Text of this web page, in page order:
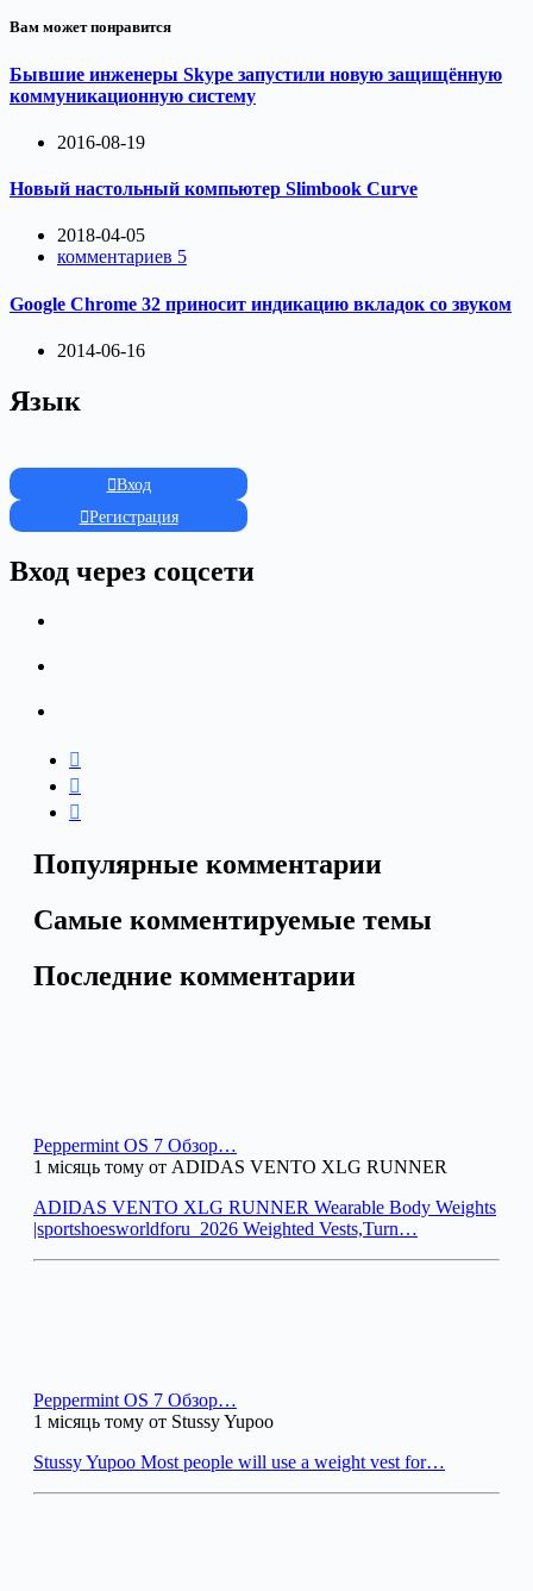
Вам может понравится
Бывшие инженеры Skype запустили новую защищённую
коммуникационную систему
2016-08-19
Новый настольный компьютер Slimbook Curve
2018-04-05
комментариев 5
Google Chrome 32 приносит индикацию вкладок со звуком
2014-06-16
Язык
Вход
Регистрация
Вход через соцсети
Популярные комментарии
Самые комментируемые темы
Последние комментарии
Peppermint OS 7 Обзор…
1 місяць тому от ADIDAS VENTO XLG RUNNER
ADIDAS VENTO XLG RUNNER Wearable Body Weights
|sportshoesworldforu_2026 Weighted Vests,Turn…
Peppermint OS 7 Обзор…
1 місяць тому от Stussy Yupoo
Stussy Yupoo Most people will use a weight vest for…